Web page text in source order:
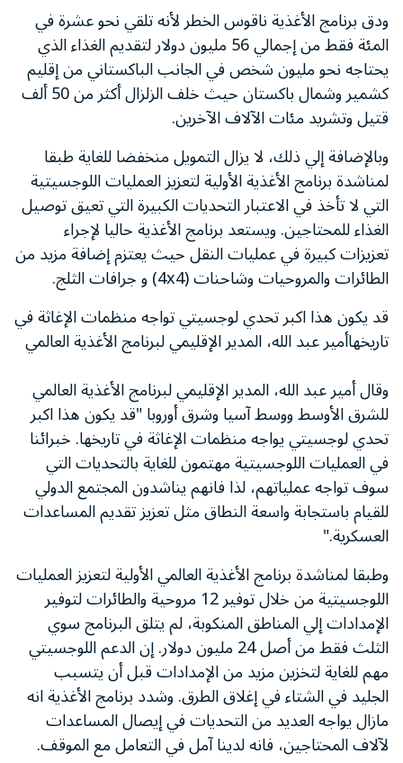
ودق برنامج الأغذية ناقوس الخطر لأنه تلقي نحو عشرة في
المئة فقط من إجمالي 56 مليون دولار لتقديم الغذاء الذي
يحتاجه نحو مليون شخص في الجانب الباكستاني من إقليم
كشمير وشمال باكستان حيث خلف الزلزال أكثر من 50 ألف
قتيل وتشريد مئات الآلاف الآخرين.
وبالإضافة إلي ذلك، لا يزال التمويل منخفضا للغاية طبقا
لمناشدة برنامج الأغذية الأولية لتعزيز العمليات اللوجسيتية
التي لا تأخذ في الاعتبار التحديات الكبيرة التي تعيق توصيل
الغذاء للمحتاجين. ويستعد برنامج الأغذية حاليا لإجراء
تعزيزات كبيرة في عمليات النقل حيث يعتزم إضافة مزيد من
الطائرات والمروحيات وشاحنات (4x4) و جرافات الثلج.
قد يكون هذا اكبر تحدي لوجسيتي تواجه منظمات الإغاثة في
تاريخهاأمير عبد الله، المدير الإقليمي لبرنامج الأغذية العالمي
وقال أمير عبد الله، المدير الإقليمي لبرنامج الأغذية العالمي
للشرق الأوسط ووسط آسيا وشرق أوروبا "قد يكون هذا اكبر
تحدي لوجسيتي يواجه منظمات الإغاثة في تاريخها. خبرائنا
في العمليات اللوجسيتية مهتمون للغاية بالتحديات التي
سوف تواجه عملياتهم، لذا فانهم يناشدون المجتمع الدولي
للقيام باستجابة واسعة النطاق مثل تعزيز تقديم المساعدات
العسكرية."
وطبقا لمناشدة برنامج الأغذية العالمي الأولية لتعزيز العمليات
اللوجسيتية من خلال توفير 12 مروحية والطائرات لتوفير
الإمدادات إلي المناطق المنكوبة، لم يتلق البرنامج سوي
الثلث فقط من أصل 24 مليون دولار. إن الدعم اللوجسيتي
مهم للغاية لتخزين مزيد من الإمدادات قبل أن يتسبب
الجليد في الشتاء في إغلاق الطرق. وشدد برنامج الأغذية انه
مازال يواجه العديد من التحديات في إيصال المساعدات
لآلاف المحتاجين، فانه لدينا آمل في التعامل مع الموقف.